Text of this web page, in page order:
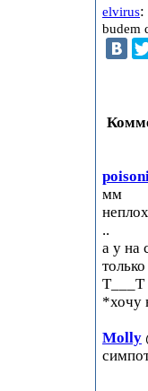
elvirus:
budem
мм
..
а у на
T___T
*хочу
Molly